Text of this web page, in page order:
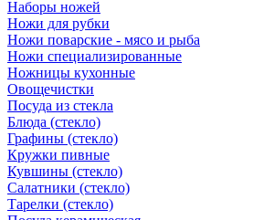
Наборы ножей
Ножи для рубки
Ножи поварские - мясо и рыба
Ножи специализированные
Ножницы кухонные
Овощечистки
Посуда из стекла
Блюда (стекло)
Графины (стекло)
Кружки пивные
Кувшины (стекло)
Салатники (стекло)
Тарелки (стекло)